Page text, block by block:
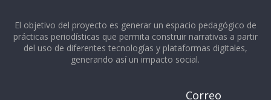
El objetivo del proyecto es generar un espacio pedagógico de
prácticas periodísticas que permita construir narrativas a partir
del uso de diferentes tecnologías y plataformas digitales,
generando así un impacto social.
Correo